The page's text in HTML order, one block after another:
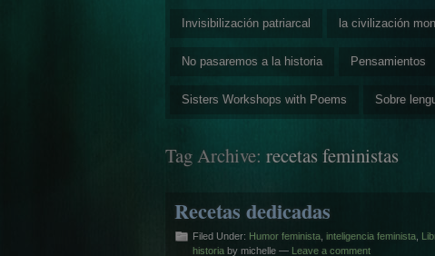
Invisibilización patriarcal la civilización
No pasaremos a la historia Pensamientos
Sisters Workshops with Poems Sobre
Tag Archive: recetas feministas
Recetas dedicadas
Filed Under: Humor feminista inteligencia feminista
historia by michelle — Leave a comment